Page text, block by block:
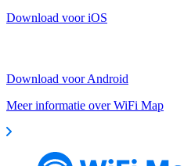
Download voor iOS
Download voor Android
Meer informatie over WiFi Map